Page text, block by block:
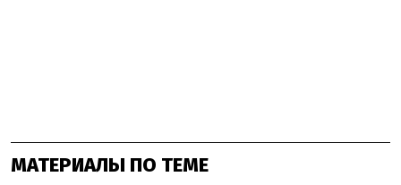
МАТЕРИАЛЫ ПО ТЕМЕ